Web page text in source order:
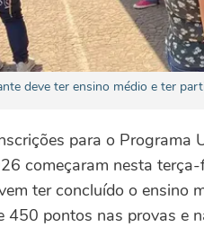
deve ter ensino médio e ter
para o Programa
começaram nesta
ter concluído o ensino
450 pontos nas provas e